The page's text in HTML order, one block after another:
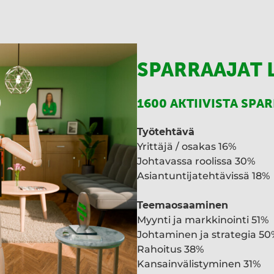
SPARRAAJAT
1600 AKTIIVISTA
Työtehtävä
Yrittäjä / osakas 16%
Johtavassa roolissa 30%
Asiantuntijatehtävissä 18%
Teemaosaaminen
Myynti ja markkinointi 51%
Johtaminen ja strategia
Rahoitus 38%
Kansainvälistyminen 31%